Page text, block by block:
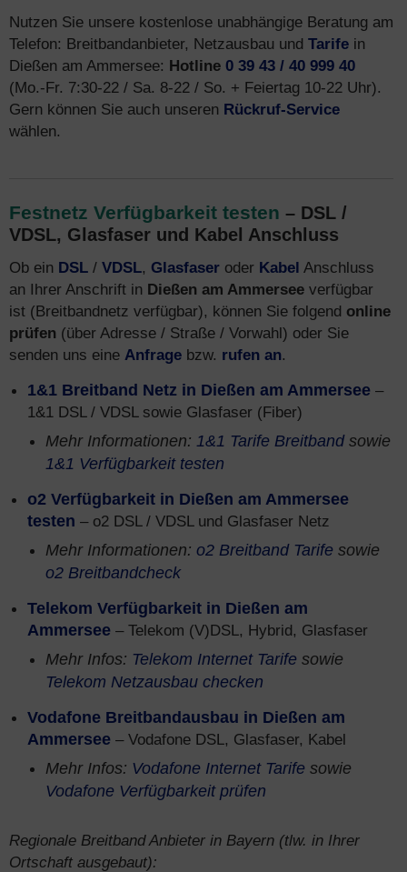
Nutzen Sie unsere kostenlose unabhängige Beratung am
Telefon: Breitbandanbieter, Netzausbau und Tarife in
Dießen am Ammersee: Hotline 0 39 43 / 40 999 40
(Mo.-Fr. 7:30-22 / Sa. 8-22 / So. + Feiertag 10-22 Uhr).
Gern können Sie auch unseren Rückruf-Service
wählen.
Festnetz Verfügbarkeit testen – DSL /
VDSL, Glasfaser und Kabel Anschluss
Ob ein DSL / VDSL, Glasfaser oder Kabel Anschluss
an Ihrer Anschrift in Dießen am Ammersee verfügbar
ist (Breitbandnetz verfügbar), können Sie folgend online
prüfen (über Adresse / Straße / Vorwahl) oder Sie
senden uns eine Anfrage bzw. rufen an.
1&1 Breitband Netz in Dießen am Ammersee –
1&1 DSL / VDSL sowie Glasfaser (Fiber)
Mehr Informationen: 1&1 Tarife Breitbandsowie
1&1 Verfügbarkeit testen
o2 Verfügbarkeit in Dießen am Ammersee
testen – o2 DSL / VDSL und Glasfaser Netz
Mehr Informationen: o2 Breitband Tarife sowie
o2 Breitbandcheck
Telekom Verfügbarkeit in Dießen am
Ammersee – Telekom (V)DSL, Hybrid, Glasfaser
Mehr Infos: Telekom Internet Tarife sowie
Telekom Netzausbau checken
Vodafone Breitbandausbau in Dießen am
Ammersee – Vodafone DSL, Glasfaser, Kabel
Mehr Infos: Vodafone Internet Tarife sowie
Vodafone Verfügbarkeit prüfen
Regionale Breitband Anbieter in Bayern (tlw. in Ihrer
Ortschaft ausgebaut):